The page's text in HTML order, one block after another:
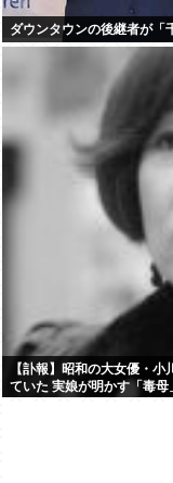
ダウンタウンの後継者が「
【訃報】昭和の大女優・
ていた 実娘が明かす「毒